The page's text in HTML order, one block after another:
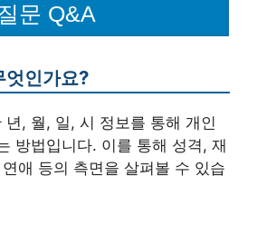
문 Q&A
엇인가요?
년, 월, 일, 시 정보를 통해 개인
방법입니다. 이를 통해 성격, 재
애 등의 측면을 살펴볼 수 있습